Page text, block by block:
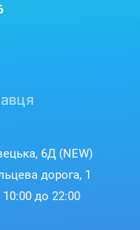
6Д (NEW)
дорога, 1
до 22:00